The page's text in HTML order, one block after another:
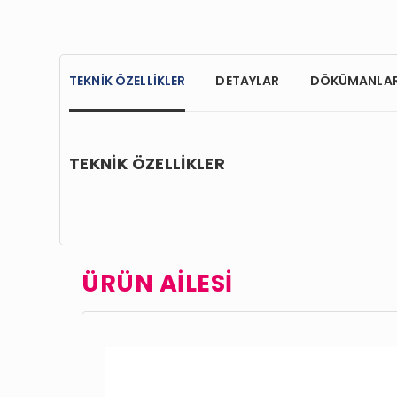
TEKNİK ÖZELLİKLER DETAYLAR
TEKNİK ÖZELLİKLER
ÜRÜN AİLESİ